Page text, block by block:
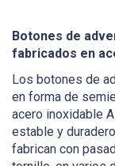
Botones de
fabricados en
Los botones de
en forma de
acero inoxidable
estable y
fabrican con